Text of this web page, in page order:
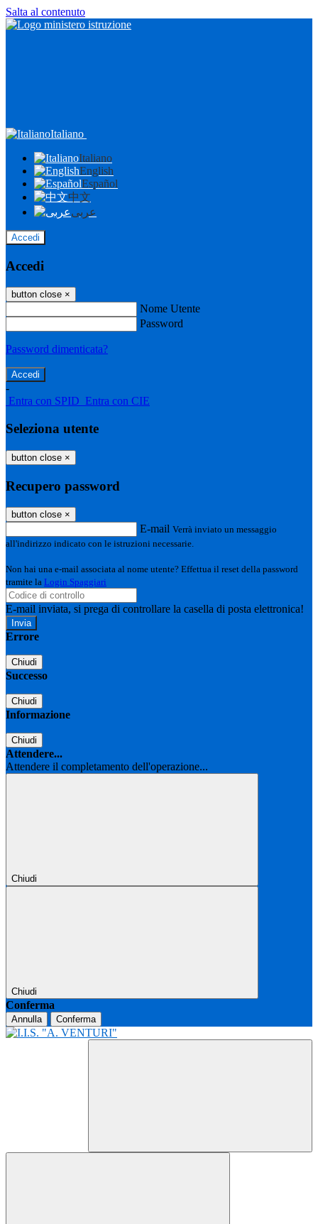
Salta al contenuto
Italiano
Italiano
English
Español
中文
عربى
Accedi
Accedi
button close ×
Nome Utente
Password
Password dimenticata?
-
Entra con SPID Entra con CIE
Seleziona utente
button close ×
Recupero password
button close ×
E-mail Verrà inviato un messaggio
all'indirizzo indicato con le istruzioni necessarie.
Non hai una e-mail associata al nome utente? Effettua il reset della password
tramite la Login Spaggiari
E-mail inviata, si prega di controllare la casella di posta elettronica!
Errore
Chiudi
Successo
Chiudi
Informazione
Chiudi
Attendere...
Attendere il completamento dell'operazione...
Chiudi
Chiudi
Conferma
Annulla Conferma